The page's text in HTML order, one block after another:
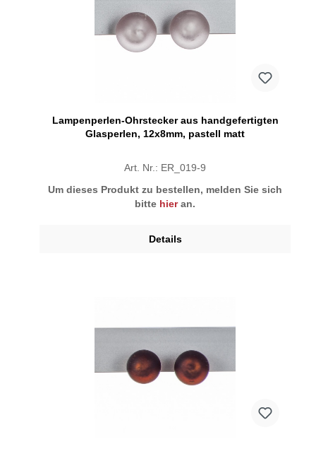
Lampenperlen-Ohrstecker aus handgefertigten
Glasperlen, 12x8mm, pastell matt
Art. Nr.: ER_019-9
Um dieses Produkt zu bestellen, melden Sie sich
bitte hieran.
Details